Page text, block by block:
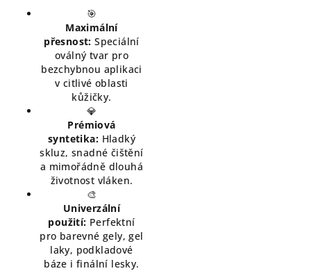
🎯
Maximální
přesnost: Speciální
oválný tvar pro
bezchybnou aplikaci
v citlivé oblasti
kůžičky.
💎
Prémiová
syntetika: Hladký
skluz, snadné čištění
a mimořádně dlouhá
životnost vláken.
🎨
Univerzální
použití: Perfektní
pro barevné gely, gel
laky, podkladové
báze i finální lesky.